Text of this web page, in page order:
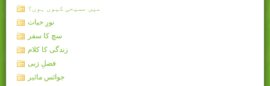
میں مسیحی کیوں ہوں؟
نورِ حیات
سچ کا سفر
زندگی کا کلام
فضلِ رَبی
جوائس مائیر